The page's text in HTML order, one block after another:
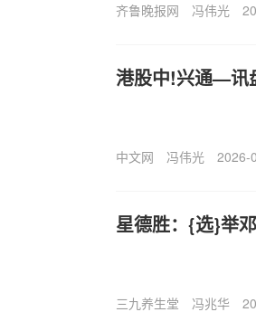
齐鲁晚报网 冯伟光
港股中!兴通—讯
中文网 冯伟光 2026-
星德胜：{选}举
三九养生堂 冯兆华